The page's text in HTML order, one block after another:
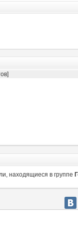
находящиеся в группе